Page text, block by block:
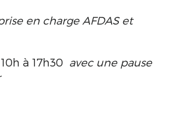
en charge AFDAS et
à 17h30 avec une pause